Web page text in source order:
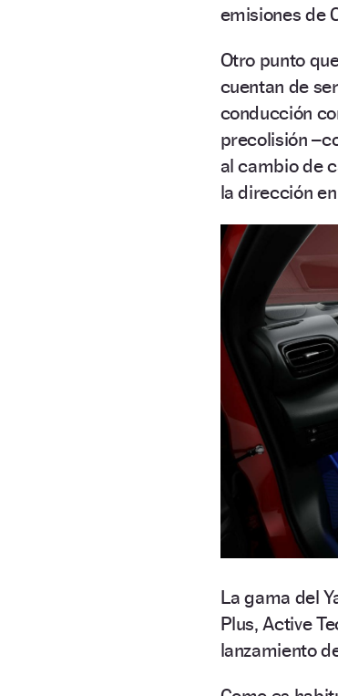
emisiones de
Otro punto
cuentan de
conducción
precolisión
al cambio de
la dirección
La gama del
Plus, Active
lanzamiento